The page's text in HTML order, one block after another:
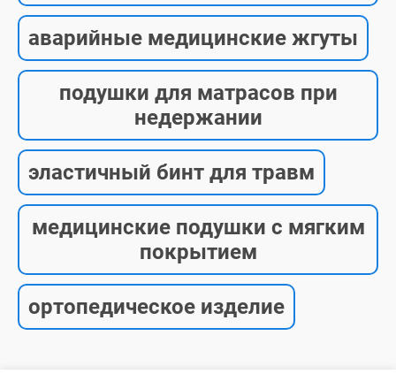
аварийные медицинские жгуты
подушки для матрасов при
недержании
эластичный бинт для травм
медицинские подушки с мягким
покрытием
ортопедическое изделие